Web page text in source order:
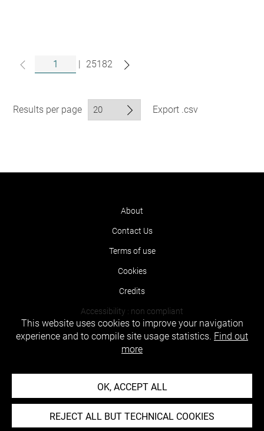
| 25182
Results per page Export .csv
About
Contact Us
Terms of use
Cookies
Credits
Accessibility : non compliant
This website uses cookies to improve your navigation
experience and to compile site usage statistics. Find out
more
OK, ACCEPT ALL
REJECT ALL BUT TECHNICAL COOKIES